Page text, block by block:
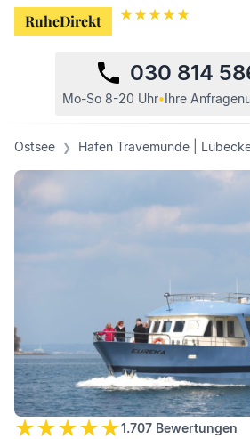
RuheDirekt
030 814
Mo-So 8-20 Uhr•Ihre
RuheDirekt
Ostsee Hafen Travemünde |
1.707 Bewertungen